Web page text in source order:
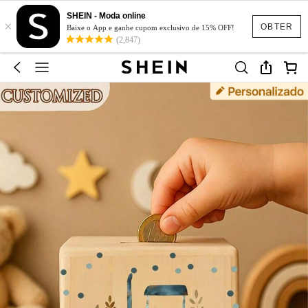
OBTER
×
SHEIN - Moda online
Baixe o App e ganhe cupom exclusivo de 15% OFF!
(2,847)